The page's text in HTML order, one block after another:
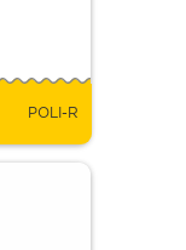
POLI-R